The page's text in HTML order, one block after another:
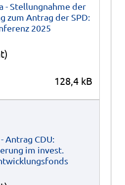
- Stellungnahme der
zum Antrag der SPD:
2025
128,4 kB
Antrag CDU:
im invest.